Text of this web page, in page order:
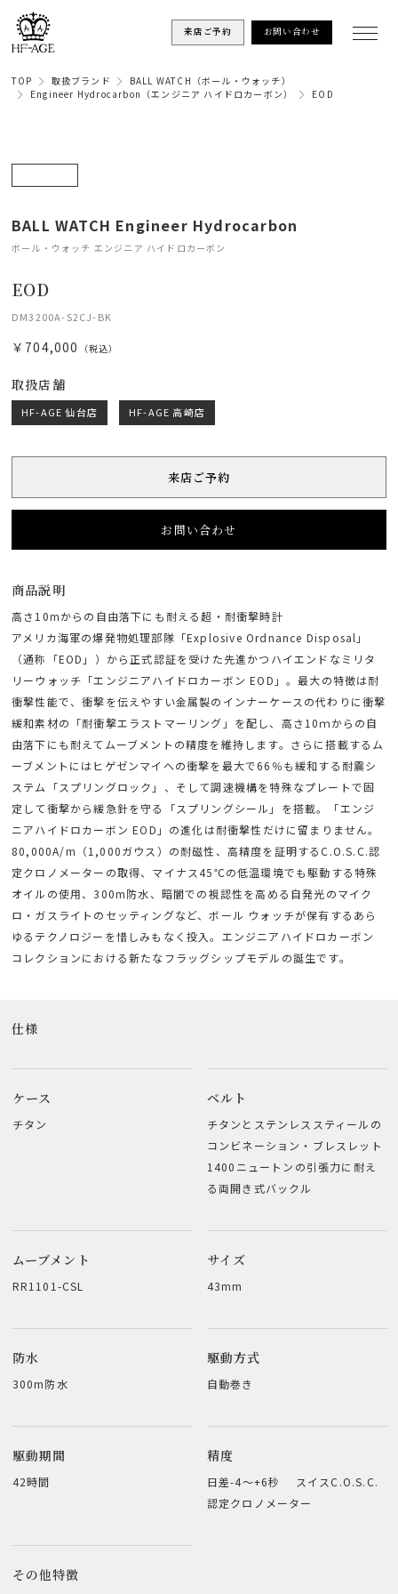
来店ご予約 お問い合わせ
TOP 取扱ブランド
BALL WATCH（ボール・ウォッチ）
Engineer Hydrocarbon（エンジニア ハイドロカーボン）
EOD
BALL WATCH Engineer Hydrocarbon
ボール・ウォッチ エンジニア ハイドロカーボン
EOD
DM3200A-S2CJ-BK
￥704,000 （税込）
取扱店舗
HF-AGE 仙台店 HF-AGE 高崎店
来店ご予約
お問い合わせ
商品説明
高さ10mからの自由落下にも耐える超・耐衝撃時計
アメリカ海軍の爆発物処理部隊「Explosive Ordnance Disposal」
（通称「EOD」）から正式認証を受けた先進かつハイエンドなミリタ
リーウォッチ「エンジニアハイドロカーボン EOD」。最大の特徴は耐
衝撃性能で、衝撃を伝えやすい金属製のインナーケースの代わりに衝撃
緩和素材の「耐衝撃エラストマーリング」を配し、高さ10ｍからの自
由落下にも耐えてムーブメントの精度を維持します。さらに搭載するム
ーブメントにはヒゲゼンマイへの衝撃を最大で66％も緩和する耐震シ
ステム「スプリングロック」、そして調速機構を特殊なプレートで固
定して衝撃から緩急針を守る「スプリングシール」を搭載。「エンジ
ニアハイドロカーボン EOD」の進化は耐衝撃性だけに留まりません。
80,000A/m（1,000ガウス）の耐磁性、高精度を証明するC.O.S.C.認
定クロノメーターの取得、マイナス45℃の低温環境でも駆動する特殊
オイルの使用、300m防水、暗闇での視認性を高める自発光のマイク
ロ・ガスライトのセッティングなど、ボール ウォッチが保有するあら
ゆるテクノロジーを惜しみもなく投入。エンジニアハイドロカーボン
コレクションにおける新たなフラッグシップモデルの誕生です。
仕様
ケース
チタン
ベルト
チタンとステンレススティールの
コンビネーション・ブレスレット
1400ニュートンの引張力に耐え
る両開き式バックル
ムーブメント
RR1101-CSL
サイズ
43mm
防水
300m防水
駆動方式
自動巻き
駆動期間
42時間
精度
日差-4～+6秒 スイスC.O.S.C.
認定クロノメーター
その他特徴